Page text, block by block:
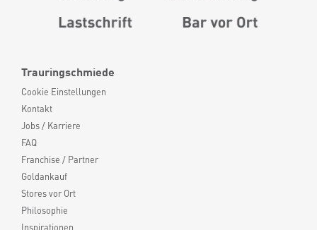
Trauringschmiede
Cookie Einstellungen
Kontakt
Jobs / Karriere
FAQ
Franchise / Partner
Goldankauf
Stores vor Ort
Philosophie
Inspirationen